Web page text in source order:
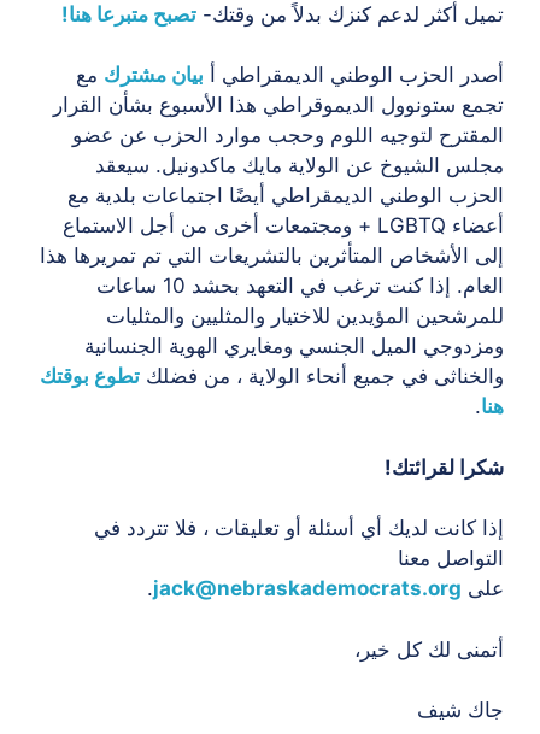
تميل أكثر لدعم كنزك بدلاً من وقتك- تصبح متبرعا هنا!
أصدر الحزب الوطني الديمقراطي أ بيان مشترك مع
تجمع ستونوول الديموقراطي هذا الأسبوع بشأن القرار
المقترح لتوجيه اللوم وحجب موارد الحزب عن عضو
مجلس الشيوخ عن الولاية مايك ماكدونيل. سيعقد
الحزب الوطني الديمقراطي أيضًا اجتماعات بلدية مع
أعضاء LGBTQ + ومجتمعات أخرى من أجل الاستماع
إلى الأشخاص المتأثرين بالتشريعات التي تم تمريرها هذا
العام. إذا كنت ترغب في التعهد بحشد 10 ساعات
للمرشحين المؤيدين للاختيار والمثليين والمثليات
ومزدوجي الميل الجنسي ومغايري الهوية الجنسانية
والخناثى في جميع أنحاء الولاية ، من فضلك تطوع بوقتك
هنا.
شكرا لقرائتك!
إذا كانت لديك أي أسئلة أو تعليقات ، فلا تتردد في
التواصل معنا
على jack@nebraskademocrats.org
.
أتمنى لك كل خير،
جاك شيف